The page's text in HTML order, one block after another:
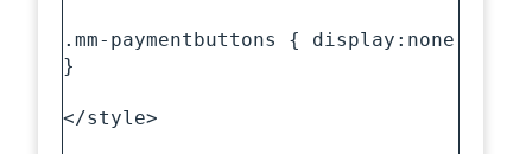
.mm-paymentbuttons { display:none
}
</style>